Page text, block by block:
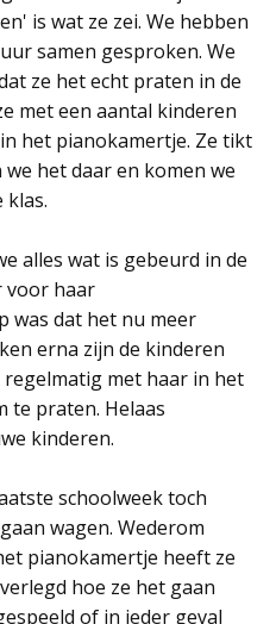
is wat ze zei. We hebben
samen gesproken. We
ze het echt praten in de
met een aantal kinderen
het pianokamertje. Ze tikt
het daar en komen we
klas.
alles wat is gebeurd in de
voor haar
was dat het nu meer
erna zijn de kinderen
met haar in het
te praten. Helaas
kinderen.
schoolweek toch
wagen. Wederom
pianokamertje heeft ze
hoe ze het gaan
of in ieder geval